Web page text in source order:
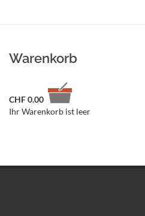
Warenkorb
CHF0.00
Ihr Warenkorb ist leer